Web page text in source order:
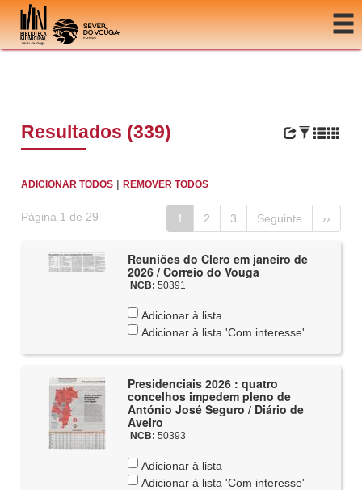
Ir para o conteúdo
Resultados (339)
ADICIONAR TODOS |REMOVER TODOS
Página 1 de 29 1 2 3 Seguinte ››
Reuniões do Clero em janeiro de
2026 / Correio do Vouga
NCB: 50391
Adicionar à lista
Adicionar à lista 'Com interesse'
Presidenciais 2026 : quatro
concelhos impedem pleno de
António José Seguro / Diário de
Aveiro
NCB: 50393
Adicionar à lista
Adicionar à lista 'Com interesse'